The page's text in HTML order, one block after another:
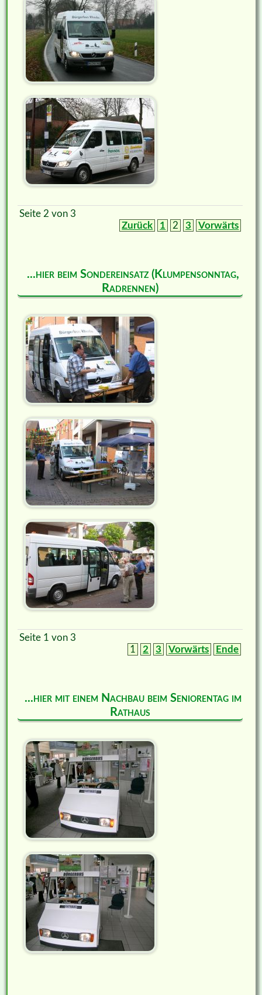
Seite 2 von 3
Zurück
1 2 3 Vorwärts
...hier beim Sondereinsatz (Klumpensonntag,
Radrennen)
Seite 1 von 3
1
2 3 Vorwärts Ende
...hier mit einem Nachbau beim Seniorentag im
Rathaus